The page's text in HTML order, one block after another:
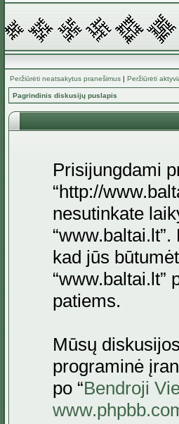
Peržiūrėti neatsakytus pranešimus | Peržiūrėti
Pagrindinis diskusijų puslapis
Prisijungdami
“http://
nesutinkate
kad jūs
patiems.
Mūsų
programinė
po “Bendroji